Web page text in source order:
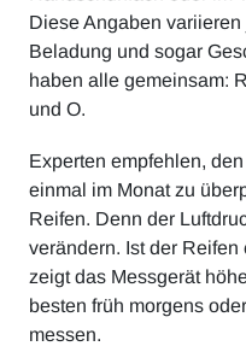
Diese Angaben
Beladung und sogar
haben alle gemeinsam:
und O.
Experten empfehlen,
einmal im Monat zu
Reifen. Denn der
verändern. Ist der
zeigt das Messgerät
besten früh morgens
messen.